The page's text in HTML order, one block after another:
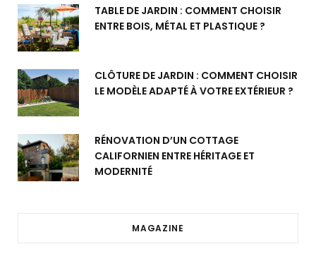
TABLE DE JARDIN : COMMENT CHOISIR
ENTRE BOIS, MÉTAL ET PLASTIQUE ?
CLÔTURE DE JARDIN : COMMENT CHOISIR
LE MODÈLE ADAPTÉ À VOTRE EXTÉRIEUR ?
RÉNOVATION D’UN COTTAGE
CALIFORNIEN ENTRE HÉRITAGE ET
MODERNITÉ
MAGAZINE